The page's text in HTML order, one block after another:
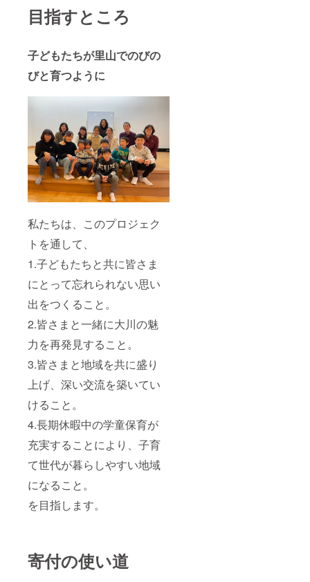
目指すところ
子どもたちが里山でのびの
びと育つように
私たちは、このプロジェク
トを通して、
1.子どもたちと共に皆さま
にとって忘れられない思い
出をつくること。
2.皆さまと一緒に大川の魅
力を再発見すること。
3.皆さまと地域を共に盛り
上げ、深い交流を築いてい
けること。
4.長期休暇中の学童保育が
充実することにより、子育
て世代が暮らしやすい地域
になること。
を目指します。
寄付の使い道